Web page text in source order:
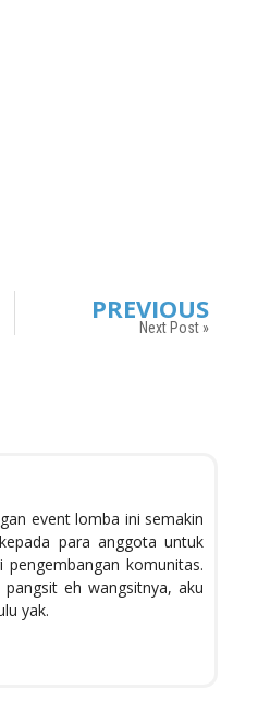
PREVIOUS
Next Post »
event lomba ini semakin
para anggota untuk
komunitas.
eh wangsitnya, aku
yak.